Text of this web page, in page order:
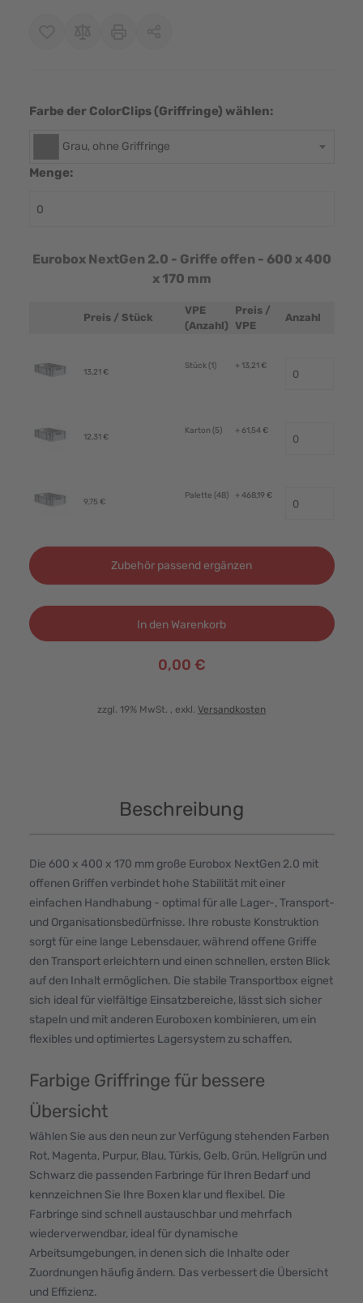
Farbe der ColorClips (Griffringe) wählen:
Grau, ohne Griffringe
Menge:
Eurobox NextGen 2.0 - Griffe offen - 600 x 400
x 170 mm
Produktbild
Preis / Stück
VPE
(Anzahl)
Preis /
VPE
Anzahl
13,21 €
Stück (1) + 13,21 €
12,31 €
Karton (5) + 61,54 €
9,75 €
Palette (48) + 468,19 €
Zubehör passend ergänzen
In den Warenkorb
0,00 €
zzgl. 19% MwSt. , exkl. Versandkosten
Beschreibung
Die 600 x 400 x 170 mm große Eurobox NextGen 2.0 mit
offenen Griffen verbindet hohe Stabilität mit einer
einfachen Handhabung - optimal für alle Lager-, Transport-
und Organisationsbedürfnisse. Ihre robuste Konstruktion
sorgt für eine lange Lebensdauer, während offene Griffe
den Transport erleichtern und einen schnellen, ersten Blick
auf den Inhalt ermöglichen. Die stabile Transportbox eignet
sich ideal für vielfältige Einsatzbereiche, lässt sich sicher
stapeln und mit anderen Euroboxen kombinieren, um ein
flexibles und optimiertes Lagersystem zu schaffen.
Farbige Griffringe für bessere
Übersicht
Wählen Sie aus den neun zur Verfügung stehenden Farben
Rot, Magenta, Purpur, Blau, Türkis, Gelb, Grün, Hellgrün und
Schwarz die passenden Farbringe für Ihren Bedarf und
kennzeichnen Sie Ihre Boxen klar und flexibel. Die
Farbringe sind schnell austauschbar und mehrfach
wiederverwendbar, ideal für dynamische
Arbeitsumgebungen, in denen sich die Inhalte oder
Zuordnungen häufig ändern. Das verbessert die Übersicht
und Effizienz.